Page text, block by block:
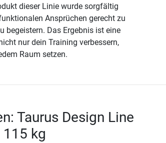
dieser Linie wurde sorgfältig
Ansprüchen gerecht zu
begeistern. Das Ergebnis ist eine
nur dein Training verbessern,
Raum setzen.
Taurus Design Line
115 kg